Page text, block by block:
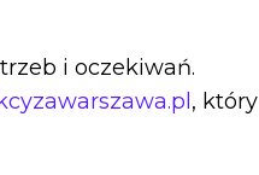
i oczekiwań.
, który